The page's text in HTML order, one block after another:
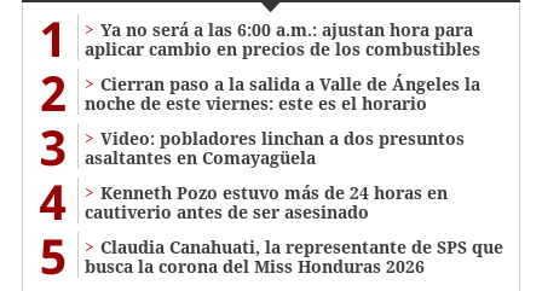
1
Ya no será a las 6:00 a.m.: ajustan hora para
aplicar cambio en precios de los combustibles
2
Cierran paso a la salida a Valle de Ángeles la
noche de este viernes: este es el horario
3
Video: pobladores linchan a dos presuntos
asaltantes en Comayagüela
4
Kenneth Pozo estuvo más de 24 horas en
cautiverio antes de ser asesinado
5
Claudia Canahuati, la representante de SPS que
busca la corona del Miss Honduras 2026